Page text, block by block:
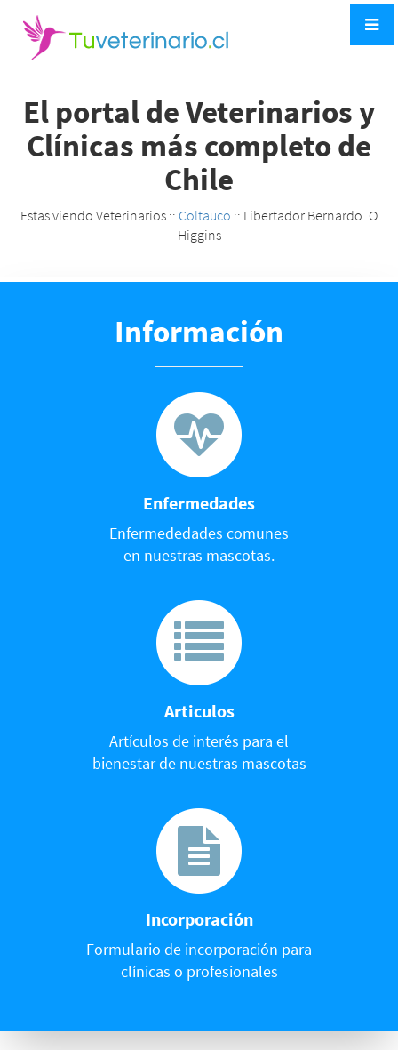
El portal de Veterinarios y
Clínicas más completo de
Chile
Estas viendo Veterinarios :: Coltauco :: Libertador Bernardo. O
Higgins
Información
Enfermedades
Enfermededades comunes
en nuestras mascotas.
Articulos
Artículos de interés para el
bienestar de nuestras mascotas
Incorporación
Formulario de incorporación para
clínicas o profesionales